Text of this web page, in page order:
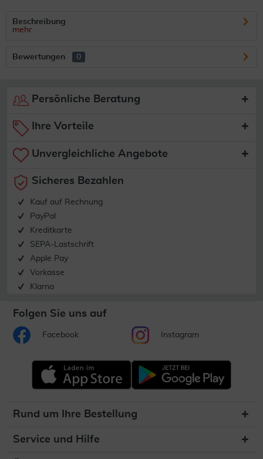
Beschreibung
mehr
Bewertungen 0
Persönliche Beratung
Ihre Vorteile
Unvergleichliche Angebote
Sicheres Bezahlen
Kauf auf Rechnung
PayPal
Kreditkarte
SEPA-Lastschrift
Apple Pay
Vorkasse
Klarna
Folgen Sie uns auf
Facebook Instagram
Rund um Ihre Bestellung
Service und Hilfe